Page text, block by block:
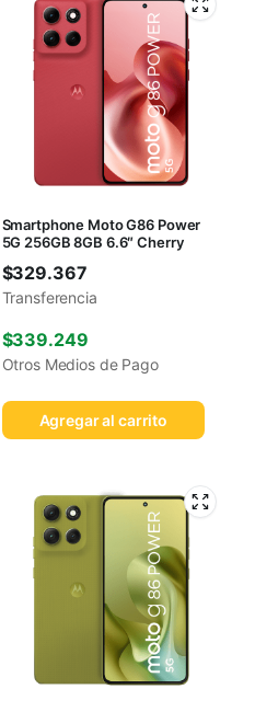
Smartphone Moto G86 Power
5G 256GB 8GB 6.6″ Cherry
$329.367
Transferencia
$339.249
Otros Medios de Pago
Agregar al carrito